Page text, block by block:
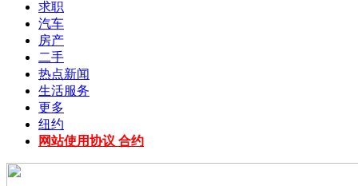
求职
汽车
房产
二手
热点新闻
生活服务
更多
纽约
网站使用协议 合约